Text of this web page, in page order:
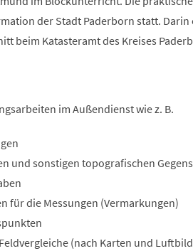
der Stadt Paderborn statt.
beim Katasteramt des Kreises
im Außendienst wie z. B.
und sonstigen topografischen
für die Messungen (Vermarkungen)
(nach Karten und